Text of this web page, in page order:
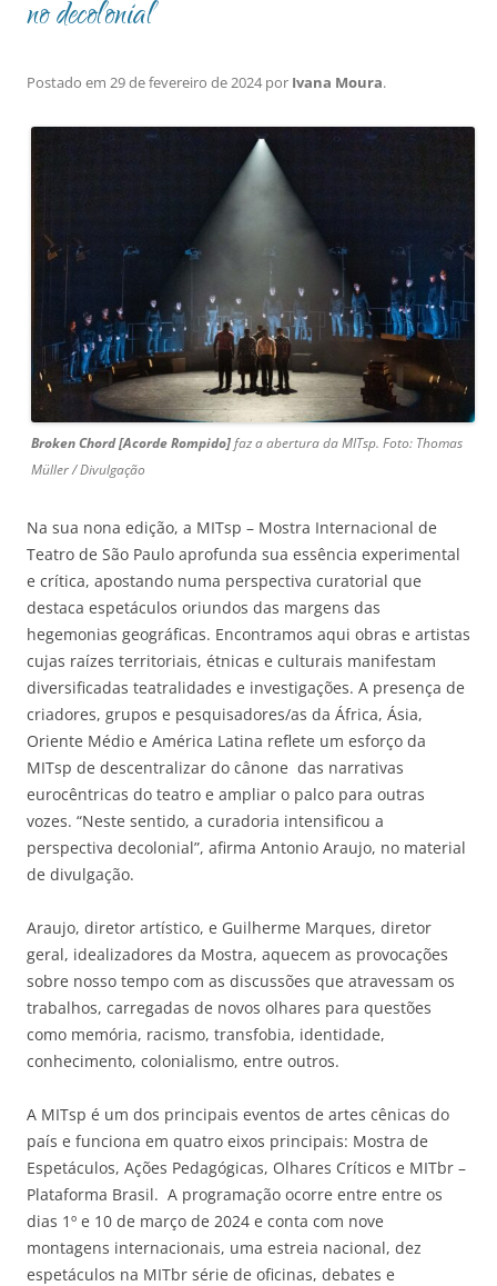
no decolonial
Postado em 29 de fevereiro de 2024por Ivana Moura.
Broken Chord [Acorde Rompido]faz a abertura da MITsp. Foto: Thomas
Müller / Divulgação
Na sua nona edição, a MITsp – Mostra Internacional de
Teatro de São Paulo aprofunda sua essência experimental
e crítica, apostando numa perspectiva curatorial que
destaca espetáculos oriundos das margens das
hegemonias geográficas. Encontramos aqui obras e artistas
cujas raízes territoriais, étnicas e culturais manifestam
diversificadas teatralidades e investigações. A presença de
criadores, grupos e pesquisadores/as da África, Ásia,
Oriente Médio e América Latina reflete um esforço da
MITsp de descentralizar do cânone das narrativas
eurocêntricas do teatro e ampliar o palco para outras
vozes. “Neste sentido, a curadoria intensificou a
perspectiva decolonial”, afirma Antonio Araujo, no material
de divulgação.
Araujo, diretor artístico, e Guilherme Marques, diretor
geral, idealizadores da Mostra, aquecem as provocações
sobre nosso tempo com as discussões que atravessam os
trabalhos, carregadas de novos olhares para questões
como memória, racismo, transfobia, identidade,
conhecimento, colonialismo, entre outros.
A MITsp é um dos principais eventos de artes cênicas do
país e funciona em quatro eixos principais: Mostra de
Espetáculos, Ações Pedagógicas, Olhares Críticos e MITbr –
Plataforma Brasil. A programação ocorre entre entre os
dias 1º e 10 de março de 2024 e conta com nove
montagens internacionais, uma estreia nacional, dez
espetáculos na MITbr série de oficinas, debates e